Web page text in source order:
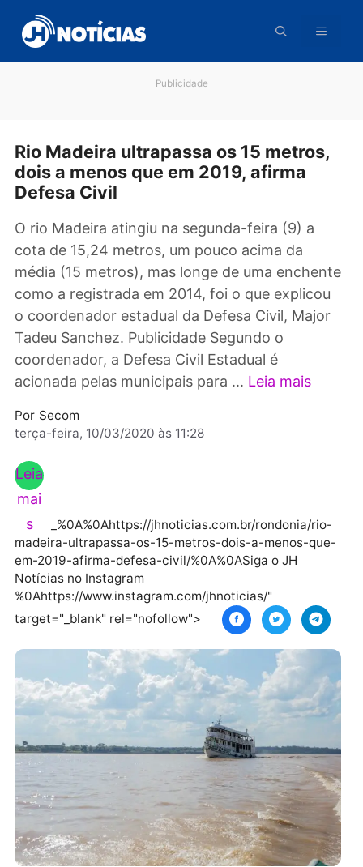
para
conteúdo
Rio Madeira ultrapassa os 15
dois a menos que em 2019, afirma
O rio Madeira atingiu na segunda-feira (9) a
cota de 15,24 metros, um pouco acima da
média (15 metros), mas longe de uma
como a registrada em 2014, foi o que
o coordenador estadual da Defesa Civil,
Tadeu Sanchez. Publicidade Segundo o
acionada pelas municipais para ...
Por
terça-feira, 10/03/2020 às 11:28
Leia
mai
s
_%0A%0Ahttps://jhnoticias.com.br/rondonia/
madeira-ultrapassa-os-15-metros-dois-a-menos-
em-2019-afirma-defesa-civil/%0A%0ASiga o JH
%0Ahttps://www.instagram.com/jhnoticias/"
target="_blank" rel="nofollow">